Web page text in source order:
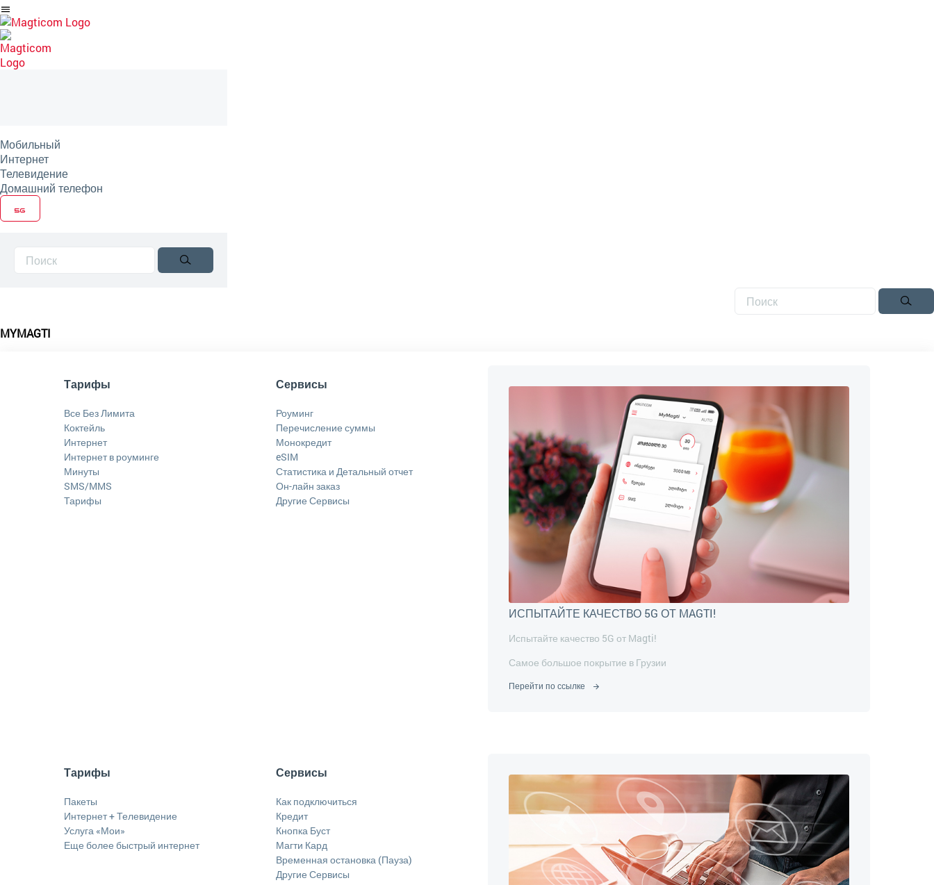
Перейти
на
артикль
Мобильный
Интернет
Телевидение
Домашний телефон
MYMAGTI
Тарифы
Все Без Лимита
Коктейль
Интернет
Интернет в роуминге
Минуты
SMS/MMS
Тарифы
Сервисы
Роуминг
Перечисление суммы
Монокредит
eSIM
Статистика и Детальный отчет
Он-лайн заказ
Другие Сервисы
ИСПЫТАЙТЕ КАЧЕСТВО 5G ОТ MAGTI!
Испытайте качество 5G от Magti!
Самое большое покрытие в Грузии
Перейти по ссылке
Тарифы
Пакеты
Интернет + Телевидение
Услуга «Мои»
Еще более быстрый интернет
Сервисы
Как подключиться
Кредит
Кнопка Буст
Магти Кард
Временная остановка (Пауза)
Другие Сервисы